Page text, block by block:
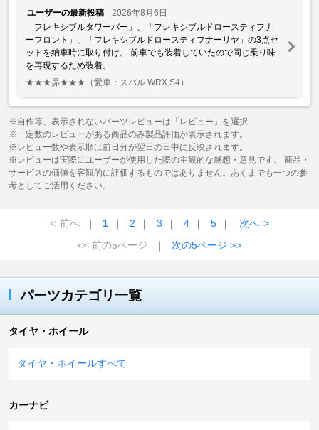
ユーザーの最新投稿
2026年8月6日
「フレキシブルタワーバー」、「フレキシブルドロースティフナ
ーフロント」、「フレキシブルドロースティフナーリヤ」の3点セ
ットを納車時に取り付け。 前車でも装着していたので同じ乗り味
を再現するため装着。
★★★昴★★★ （愛車：スバル WRX S4）
※自作等、表示されないパーツレビューは「レビュー」を選択
※一定数のレビューがある商品のみ製品評価が表示されます。
※レビュー数や表示順は前日分が翌日の日中に反映されます。
※レビューは実際にユーザーが使用した際の主観的な感想・意見です。 商品・
サービスの価値を客観的に評価するものではありません。あくまでも一つの参
考としてご活用ください。
< 前へ ｜ 1 ｜ 2 ｜ 3 ｜ 4 ｜ 5 ｜ 次へ >
<< 前の5ページ
｜ 次の5ページ >>
パーツカテゴリ一覧
タイヤ・ホイール
タイヤ・ホイールすべて
カーナビ